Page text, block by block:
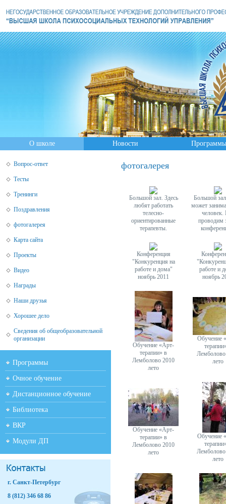
О школе Новости Программы
Вопрос-ответ
Тесты
Тренинги
Поздравления
фотогалерея
Карта сайта
Проекты
Видео
Награды
Наши друзья
Хорошее дело
Сведения об общеобразовательной
организации
Программы
Очное обучение
Дистанционное обучение
Библиотека
ВКР
Модули ДП
г. Санкт-Петербург
8 (812) 346 68 86
фотогалерея
Большой зал. Здесь
любят работать
телесно-
ориентированные
терапевты.
Большой
может
проводим
Конференция
"Конкуренция на
работе и дома"
ноябрь 2011
работе и
ноябрь
Обучение «Арт-
терапии» в
Лемболово 2010
лето
Обучение
лето
Обучение «Арт-
терапии» в
Лемболово 2010
лето
Обучение
лето